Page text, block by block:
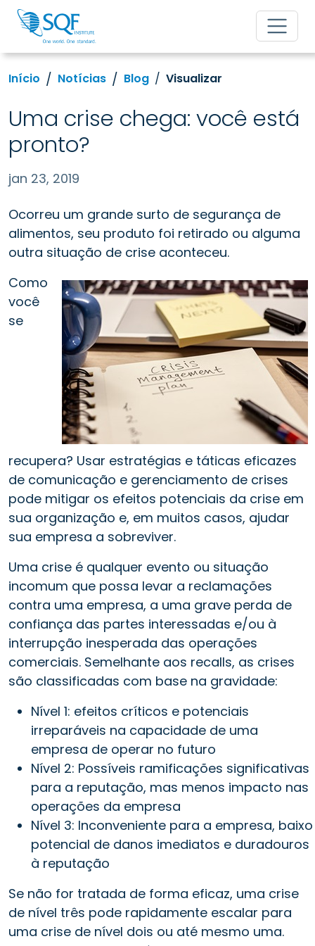
Início Notícias Blog Visualizar
Uma crise chega: você está
pronto?
jan 23, 2019
Ocorreu um grande surto de segurança de
alimentos, seu produto foi retirado ou alguma
outra situação de crise aconteceu.
Como
você
se
recupera? Usar estratégias e táticas eficazes
de comunicação e gerenciamento de crises
pode mitigar os efeitos potenciais da crise em
sua organização e, em muitos casos, ajudar
sua empresa a sobreviver.
Uma crise é qualquer evento ou situação
incomum que possa levar a reclamações
contra uma empresa, a uma grave perda de
confiança das partes interessadas e/ou à
interrupção inesperada das operações
comerciais. Semelhante aos recalls, as crises
são classificadas com base na gravidade:
Nível 1: efeitos críticos e potenciais
irreparáveis na capacidade de uma
empresa de operar no futuro
Nível 2: Possíveis ramificações significativas
para a reputação, mas menos impacto nas
operações da empresa
Nível 3: Inconveniente para a empresa, baixo
potencial de danos imediatos e duradouros
à reputação
Se não for tratada de forma eficaz, uma crise
de nível três pode rapidamente escalar para
uma crise de nível dois ou até mesmo uma.